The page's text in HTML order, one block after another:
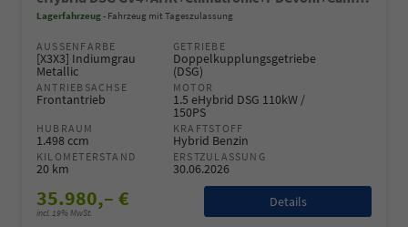
Lagerfahrzeug Fahrzeug mit Tageszulassung
AUSSENFARBE
[X3X3] Indiumgrau
Metallic
GETRIEBE
Doppelkupplungsgetriebe
(DSG)
ANTRIEBSACHSE
Frontantrieb
MOTOR
1.5 eHybrid DSG 110kW /
150PS
HUBRAUM
1.498 ccm
KRAFTSTOFF
Hybrid Benzin
KILOMETERSTAND
20 km
ERSTZULASSUNG
30.06.2026
35.980,– €
incl. 19% MwSt.
Details